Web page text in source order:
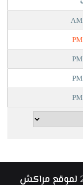
حقوق النشر محفوظة © 2026 لموقع مراكش